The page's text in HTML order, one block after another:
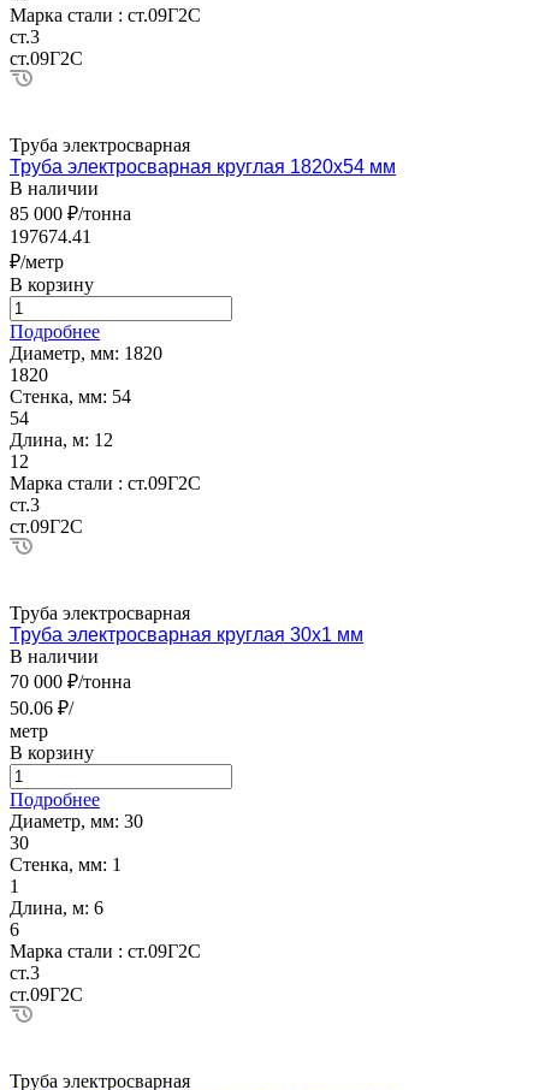
Марка стали : ст.09Г2С
ст.3
ст.09Г2С
Труба электросварная
Труба электросварная круглая 1820х54 мм
В наличии
85 000 ₽/тонна
197674.41
₽/метр
В корзину
Подробнее
Диаметр, мм: 1820
1820
Стенка, мм: 54
54
Длина, м: 12
12
Марка стали : ст.09Г2С
ст.3
ст.09Г2С
Труба электросварная
Труба электросварная круглая 30х1 мм
В наличии
70 000 ₽/тонна
50.06 ₽/
метр
В корзину
Подробнее
Диаметр, мм: 30
30
Стенка, мм: 1
1
Длина, м: 6
6
Марка стали : ст.09Г2С
ст.3
ст.09Г2С
Труба электросварная